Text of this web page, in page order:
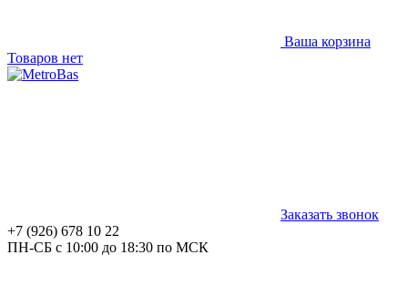
Ваша корзина
Товаров нет
Заказать звонок
+7 (926) 678 10 22
ПН-СБ с 10:00 до 18:30 по МСК